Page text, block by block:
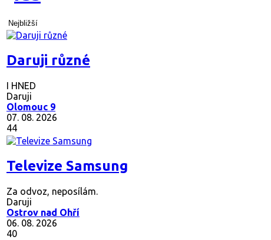
Nejbližší
Daruji různé
I HNED
Daruji
Olomouc 9
07. 08. 2026
44
Televize Samsung
Za odvoz, neposílám.
Daruji
Ostrov nad Ohří
06. 08. 2026
40